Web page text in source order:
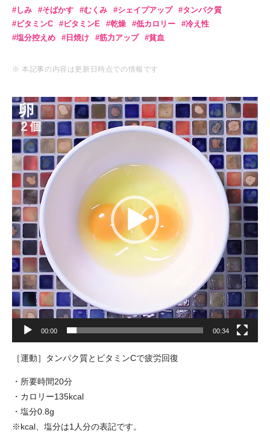
しみ そばかす むくみ シェイプアップ
タンパク質
ビタミンC
ビタミンE 乾燥 低カロリー
冷え性
塩分控えめ
日焼け 筋力アップ 貧血
※ 本記事の内容は更新日時点での情報です
動
画
プ
レ
ー
ヤ
ー
00:00 00:34
［運動］タンパク質とビタミンCで疲労回復
・所要時間20分
・カロリー135kcal
・塩分0.8g
※kcal、塩分は1人分の表記です。